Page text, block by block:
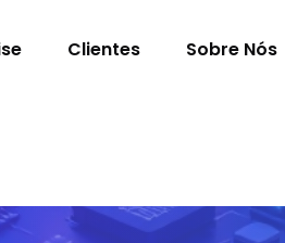
Clientes Sobre Nós